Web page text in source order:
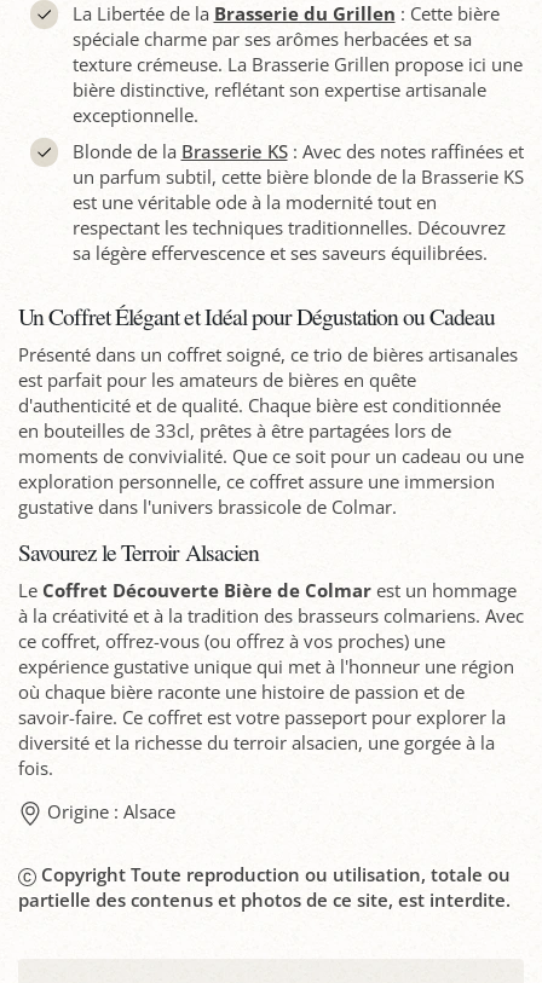
La Libertée de la Brasserie du Grillen : Cette bière
spéciale charme par ses arômes herbacées et sa
texture crémeuse. La Brasserie Grillen propose ici une
bière distinctive, reflétant son expertise artisanale
exceptionnelle.
Blonde de la Brasserie KS: Avec des notes raffinées et
un parfum subtil, cette bière blonde de la Brasserie KS
est une véritable ode à la modernité tout en
respectant les techniques traditionnelles. Découvrez
sa légère effervescence et ses saveurs équilibrées.
Un Coffret Élégant et Idéal pour Dégustation ou Cadeau
Présenté dans un coffret soigné, ce trio de bières artisanales
est parfait pour les amateurs de bières en quête
d'authenticité et de qualité. Chaque bière est conditionnée
en bouteilles de 33cl, prêtes à être partagées lors de
moments de convivialité. Que ce soit pour un cadeau ou une
exploration personnelle, ce coffret assure une immersion
gustative dans l'univers brassicole de Colmar.
Savourez le Terroir Alsacien
Le Coffret Découverte Bière de Colmar est un hommage
à la créativité et à la tradition des brasseurs colmariens. Avec
ce coffret, offrez-vous (ou offrez à vos proches) une
expérience gustative unique qui met à l'honneur une région
où chaque bière raconte une histoire de passion et de
savoir-faire. Ce coffret est votre passeport pour explorer la
diversité et la richesse du terroir alsacien, une gorgée à la
fois.
Origine : Alsace
Copyright Toute reproduction ou utilisation, totale ou
partielle des contenus et photos de ce site, est interdite.